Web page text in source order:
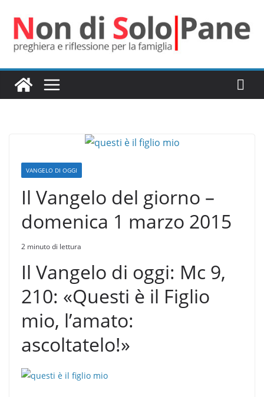
contenuto
VANGELO DI OGGI
Il Vangelo del giorno –
domenica 1 marzo 2015
2 minuto di lettura
Il Vangelo di oggi: Mc 9,
210: «Questi è il Figlio
mio, l’amato:
ascoltatelo!»